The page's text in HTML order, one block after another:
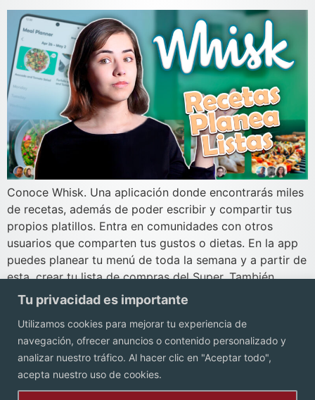
Tu privacidad es importante
Utilizamos cookies para mejorar tu experiencia de
navegación, ofrecer anuncios o contenido personalizado y
analizar nuestro tráfico. Al hacer clic en "Aceptar todo",
acepta nuestro uso de cookies.
Conoce Whisk. Una aplicación donde encontrarás miles
de recetas, además de poder escribir y compartir tus
propios platillos. Entra en comunidades con otros
usuarios que comparten tus gustos o dietas. En la app
puedes planear tu menú de toda la semana y a partir de
esta, crear tu lista de compras del Super. También
puedes […]
Contacto